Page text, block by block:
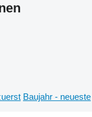
Baujahr - neueste